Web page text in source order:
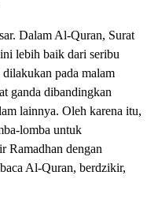
Dalam Al-Quran, Surat
lebih baik dari seribu
pada malam
ganda dibandingkan
lainnya. Oleh karena itu,
lomba untuk
Ramadhan dengan
Al-Quran, berdzikir,